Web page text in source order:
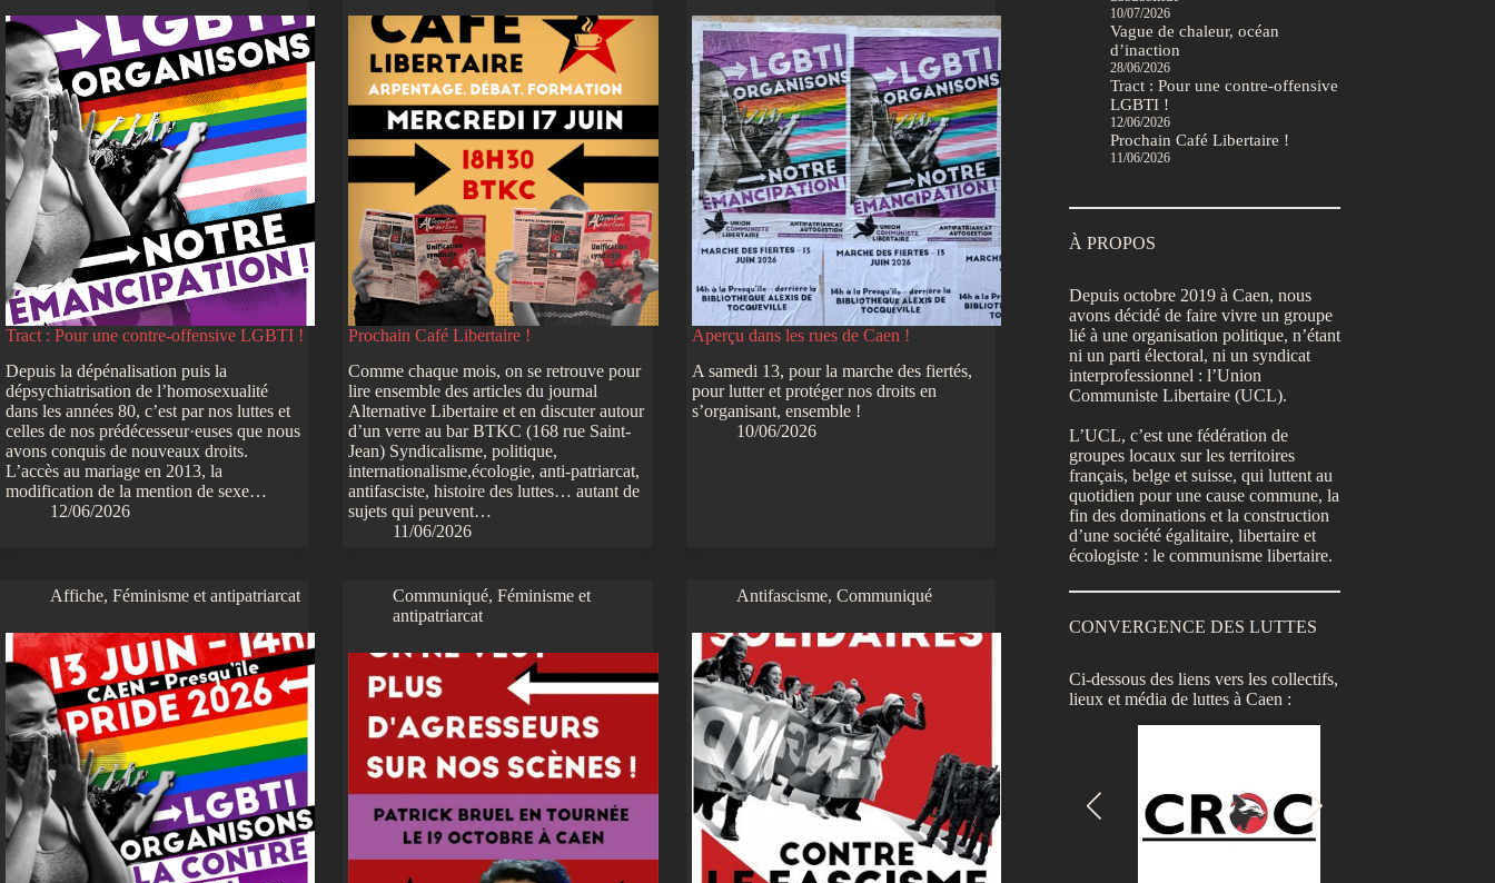
Tract : Pour une contre-offensive LGBTI !
Depuis la dépénalisation puis la
dépsychiatrisation de l’homosexualité
dans les années 80, c’est par nos luttes et
celles de nos prédécesseur·euses que nous
avons conquis de nouveaux droits.
L’accès au mariage en 2013, la
modification de la mention de sexe…
12/06/2026
Prochain Café Libertaire !
Comme chaque mois, on se retrouve pour
lire ensemble des articles du journal
Alternative Libertaire et en discuter autour
d’un verre au bar BTKC (168 rue Saint-
Jean) Syndicalisme, politique,
internationalisme,écologie, anti-patriarcat,
antifasciste, histoire des luttes… autant de
sujets qui peuvent…
11/06/2026
Aperçu dans les rues de Caen !
A samedi 13, pour la marche des fiertés,
pour lutter et protéger nos droits en
s’organisant, ensemble !
10/06/2026
Affiche, Féminisme et antipatriarcat Communiqué,Féminisme et
antipatriarcat
Antifascisme, Communiqué
10/07/2026
Vague de chaleur, océan
d’inaction
28/06/2026
Tract : Pour une contre-offensive
LGBTI !
12/06/2026
Prochain Café Libertaire !
11/06/2026
À PROPOS
Depuis octobre 2019 à Caen, nous
avons décidé de faire vivre un groupe
lié à une organisation politique, n’étant
ni un parti électoral, ni un syndicat
interprofessionnel : l’Union
Communiste Libertaire (UCL).
L’UCL, c’est une fédération de
groupes locaux sur les territoires
français, belge et suisse, qui luttent au
quotidien pour une cause commune, la
fin des dominations et la construction
d’une société égalitaire, libertaire et
écologiste : le communisme libertaire.
CONVERGENCE DES LUTTES
Ci-dessous des liens vers les collectifs,
lieux et média de luttes à Caen :